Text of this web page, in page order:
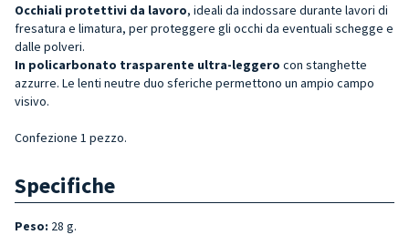
Occhiali protettivi da lavoro, ideali da indossare durante lavori di
fresatura e limatura, per proteggere gli occhi da eventuali schegge e
dalle polveri.
In policarbonato trasparente ultra-leggero con stanghette
azzurre. Le lenti neutre duo sferiche permettono un ampio campo
visivo.
Confezione 1 pezzo.
Specifiche
Peso: 28 g.